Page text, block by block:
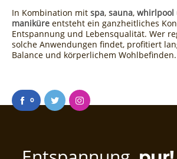
In Kombination mit spa, sauna, whirlpool
maniküre entsteht ein ganzheitliches
Entspannung und Lebensqualität. Wer
solche Anwendungen findet, profitiert
Balance und körperlichem Wohlbefinden.
0